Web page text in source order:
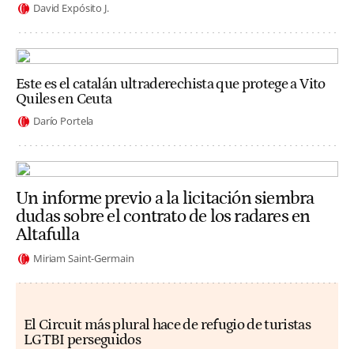
David Expósito J.
Este es el catalán ultraderechista que protege a Vito
Quiles en Ceuta
Darío Portela
Un informe previo a la licitación siembra
dudas sobre el contrato de los radares en
Altafulla
Miriam Saint-Germain
El Circuit más plural hace de refugio de turistas
LGTBI perseguidos